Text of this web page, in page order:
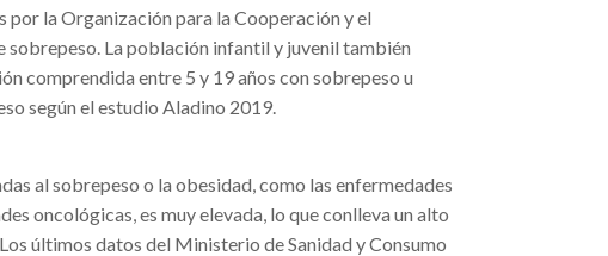
por la Organización para la Cooperación y el
sobrepeso. La población infantil y juvenil también
comprendida entre 5 y 19 años con sobrepeso u
según el estudio Aladino 2019.
al sobrepeso o la obesidad, como las enfermedades
oncológicas, es muy elevada, lo que conlleva un alto
últimos datos del Ministerio de Sanidad y Consumo